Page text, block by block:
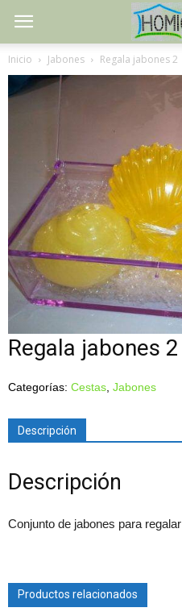
Inicio Jabones Regala jabones 2
Regala jabones 2
Categorías: Cestas Jabones
Descripción
Descripción
Conjunto de jabones para regalar
Productos relacionados